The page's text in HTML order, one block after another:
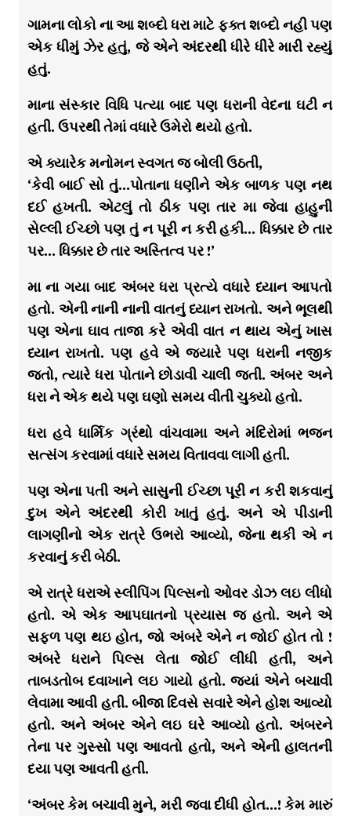
ગામના લોકો ના આ શબ્દો ધરા માટે ફક્ત શબ્દો નહી પણ
એક ધીમું ઝેર હતું, જે એને અંદરથી ધીરે ધીરે મારી રહ્યું
હતું.
માના સંસ્કાર વિધિ પત્યા બાદ પણ ધરાની વેદના ઘટી ન
હતી. ઉપરથી તેમાં વધારે ઉમેરો થયો હતો.
એ ક્યારેક મનોમન સ્વગત જ બોલી ઉઠતી,
‘કેવી બાઈ સો તું…પોતાના ધણીને એક બાળક પણ નથ
દઈ હખતી. એટલું તો ઠીક પણ તાર મા જેવા હાહુની
સેલ્લી ઈચ્છો પણ તું ન પૂરી ન કરી હકી… ધિક્કાર છે તાર
પર… ધિક્કાર છે તાર અસ્તિત્વ પર !’
મા ના ગયા બાદ અંબર ધરા પ્રત્યે વધારે ધ્યાન આપતો
હતો. એની નાની નાની વાતનું ધ્યાન રાખતો. અને ભૂલથી
પણ એના ઘાવ તાજા કરે એવી વાત ન થાય એનું ખાસ
ધ્યાન રાખતો. પણ હવે એ જ્યારે પણ ધરાની નજીક
જતો, ત્યારે ધરા પોતાને છોડાવી ચાલી જતી. અંબર અને
ધરા ને એક થયે પણ ઘણો સમય વીતી ચુક્યો હતો.
ધરા હવે ધાર્મિક ગ્રંથો વાંચવામા અને મંદિરોમાં ભજન
સત્સંગ કરવામાં વધારે સમય વિતાવવા લાગી હતી.
પણ એના પતી અને સાસુની ઈચ્છા પૂરી ન કરી શકવાનું
દુખ એને અંદરથી કોરી ખાતું હતું. અને એ પીડાની
લાગણીનો એક રાત્રે ઉભરો આવ્યો, જેના થકી એ ન
કરવાનું કરી બેઠી.
એ રાત્રે ધરાએ સ્લીપિંગ પિલ્સનો ઓવર ડોઝ લઇ લીધો
હતો. એ એક આપઘાતનો પ્રયાસ જ હતો. અને એ
સફળ પણ થઇ હોત, જો અંબરે એને ન જોઈ હોત તો !
અંબરે ધરાને પિલ્સ લેતા જોઈ લીધી હતી, અને
તાબડતોબ દવાખાને લઇ ગાયો હતો. જ્યાં એને બચાવી
લેવામા આવી હતી. બીજા દિવસે સવારે એને હોશ આવ્યો
હતો. અને અંબર એને લઇ ઘરે આવ્યો હતો. અંબરને
તેના પર ગુસ્સો પણ આવતો હતો, અને એની હાલતની
દયા પણ આવતી હતી.
‘અંબર કેમ બચાવી મુને, મરી જવા દીધી હોત…! કેમ મારું